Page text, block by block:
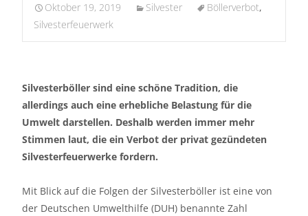
Oktober 19, 2019 Silvester Böllerverbot,
Silvesterfeuerwerk
Silvesterböller sind eine schöne Tradition, die
allerdings auch eine erhebliche Belastung für die
Umwelt darstellen. Deshalb werden immer mehr
Stimmen laut, die ein Verbot der privat gezündeten
Silvesterfeuerwerke fordern.
Mit Blick auf die Folgen der Silvesterböller ist eine von
der Deutschen Umwelthilfe (DUH) benannte Zahl